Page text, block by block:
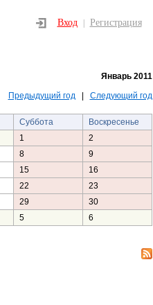
Вход Регистрация
Январь 2011
Предыдущий год| Следующий год
Суббота
Воскресенье
1
2
8
9
15
16
22
23
29
30
5 6